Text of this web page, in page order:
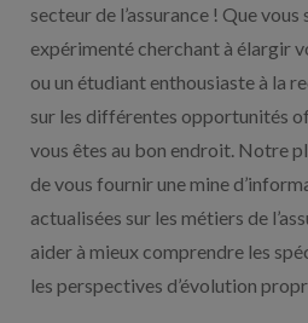
secteur de l’assurance ! Que
expérimenté cherchant à élargir
ou un étudiant enthousiaste à la
sur les différentes opportunités
vous êtes au bon endroit. Notre
de vous fournir une mine
actualisées sur les métiers de
aider à mieux comprendre les
les perspectives d’évolution